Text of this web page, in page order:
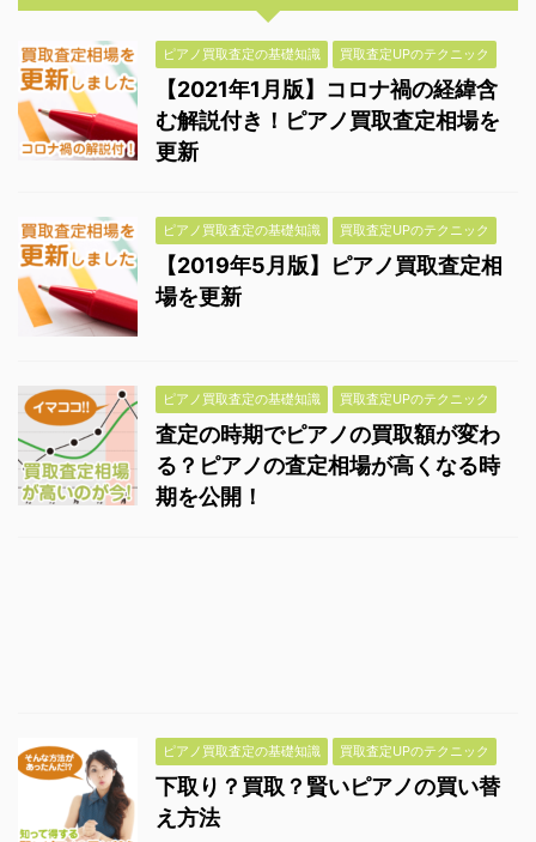
ピアノ買取査定の基礎知識 買取査定UPのテクニック
【2021年1月版】コロナ禍の経緯含
む解説付き！ピアノ買取査定相場を
更新
ピアノ買取査定の基礎知識 買取査定UPのテクニック
【2019年5月版】ピアノ買取査定相
場を更新
ピアノ買取査定の基礎知識 買取査定UPのテクニック
査定の時期でピアノの買取額が変わ
る？ピアノの査定相場が高くなる時
期を公開！
ピアノ買取査定の基礎知識 買取査定UPのテクニック
下取り？買取？賢いピアノの買い替
え方法